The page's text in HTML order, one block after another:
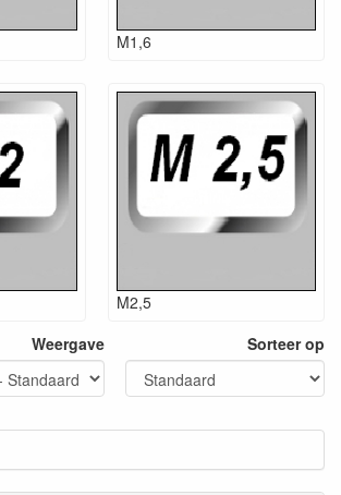
M1,6
M2,5
Weergave
Sorteer op